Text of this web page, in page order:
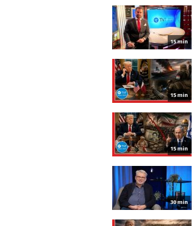
15 min
15 min
15 min
30 min